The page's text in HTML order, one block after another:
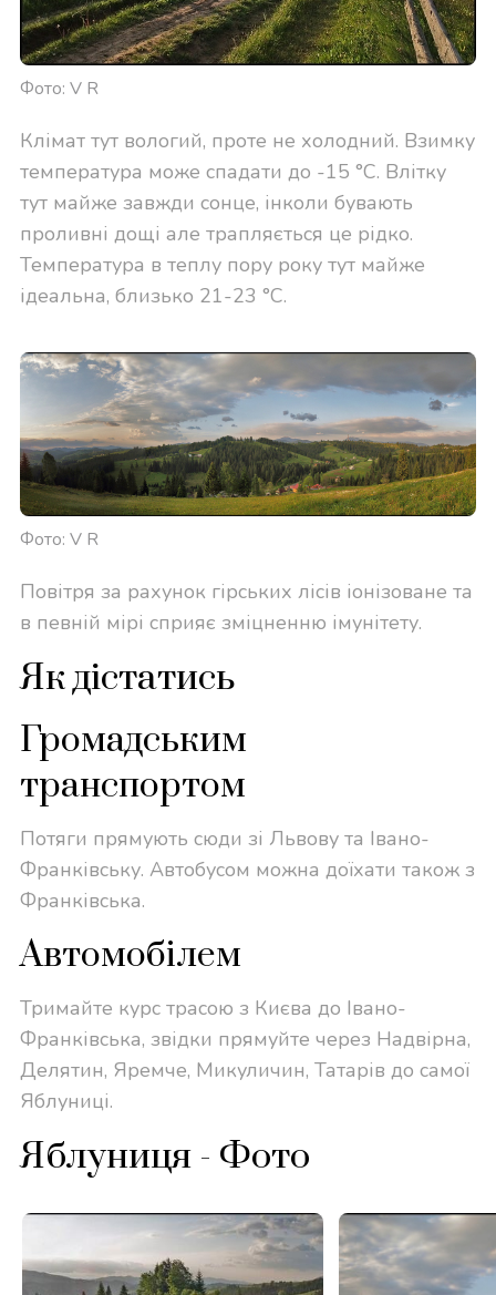
Фото: V R
Клімат тут вологий, проте не холодний. Взимку
температура може спадати до -15 °C. Влітку
тут майже завжди сонце, інколи бувають
проливні дощі але трапляється це рідко.
Температура в теплу пору року тут майже
ідеальна, близько 21-23 °C.
Фото: V R
Повітря за рахунок гірських лісів іонізоване та
в певній мірі сприяє зміцненню імунітету.
Як дістатись
Громадським
транспортом
Потяги прямують сюди зі Львову та Івано-
Франківську. Автобусом можна доїхати також з
Франківська.
Автомобілем
Тримайте курс трасою з Києва до Івано-
Франківська, звідки прямуйте через Надвірна,
Делятин, Яремче, Микуличин, Татарів до самої
Яблуниці.
Яблуниця - Фото